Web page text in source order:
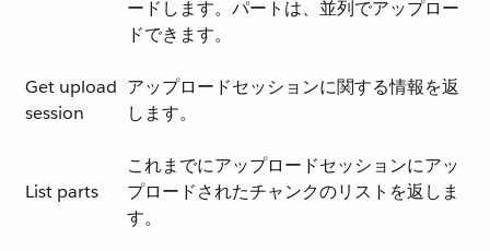
ードします。パートは、並列でアップロー
ドできます。
Get upload
session
アップロードセッションに関する情報を返
します。
List parts
これまでにアップロードセッションにアッ
プロードされたチャンクのリストを返しま
す。